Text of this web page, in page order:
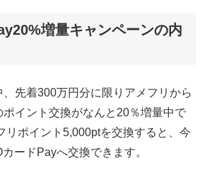
増量キャンペーンの内
先着300万円分に限りアメフリから
イント交換がなんと20％増量中で
リポイント5,000ptを交換すると、今
ードPayへ交換できます。